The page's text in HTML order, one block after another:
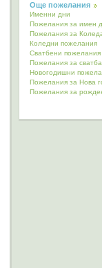
Още пожелания
Именни дни
Пожелания за имен
Пожелания за
Коледни пожелания
Сватбени пожелания
Пожелания за сватба
Новогодишни
Пожелания за Нова
Пожелания за